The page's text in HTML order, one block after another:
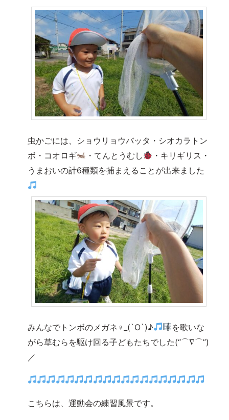
虫かごには、ショウリョウバッタ・シオカラトン
ボ・コオロギ
・てんとうむし
・キリギリス・
うまおいの計6種類を捕まえることが出来ました
みんなでトンボのメガネ♀_(`O`)♪
を歌いな
がら草むらを駆け回る子どもたちでした(“⌒∇⌒”)
／
こちらは、運動会の練習風景です。